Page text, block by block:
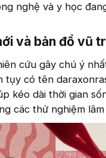
nghệ và y học
và bản đồ vũ
cứu gây chú ý
có tên
kéo dài thời gian
các thử nghiệm lâm